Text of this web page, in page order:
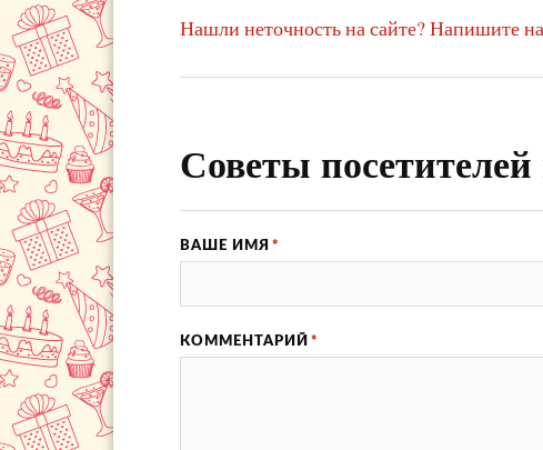
Нашли неточность на сайте? Напишите
Советы
ВАШЕ ИМЯ *
КОММЕНТАРИЙ *